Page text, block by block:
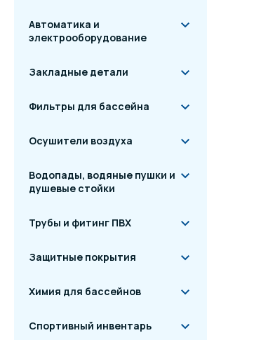
Автоматика и
электрооборудование
Закладные детали
Фильтры для бассейна
Осушители воздуха
Водопады, водяные пушки и
душевые стойки
Трубы и фитинг ПВХ
Защитные покрытия
Химия для бассейнов
Спортивный инвентарь